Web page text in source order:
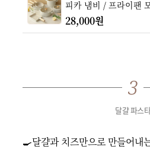
피카 냄비 / 프라이팬
28,000원
달걀 파스타
🍳달걀과 치즈만으로 만들어내